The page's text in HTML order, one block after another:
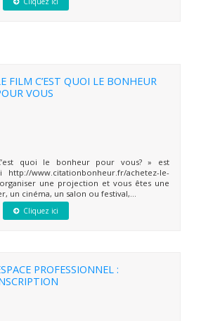
FILM C’EST QUOI LE BONHEUR
VOUS
quoi le bonheur pour vous? » est
www.citationbonheur.fr/achetez-le-
une projection et vous êtes une
un cinéma, un salon ou festival,...
Cliquez ici
PROFESSIONNEL :